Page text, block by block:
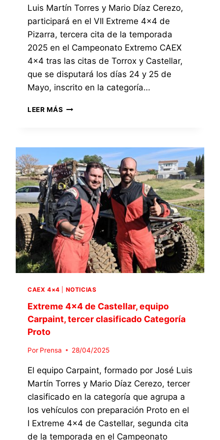
5
A
2
0
2
5
N
L
A
O
R
Í
A
P
R
O
T
O
I
P
O
A
R
P
I
T
C
E
R
C
L
A
S
I
F
I
C
D
C
A
G
R
Í
A
P
R
O
T
Luis Martín Torres y Mario Díaz Cerezo,
participará en el VII Extreme 4×4 de
Pizarra, tercera cita de la temporada
2025 en el Campeonato Extremo CAEX
4×4 tras las citas de Torrox y Castellar,
que se disputará los días 24 y 25 de
Mayo, inscrito en la categoría…
LEER MÁS E
E
M
E
4
×
4
D
E
P
I
Z
A
R
A
2
2
N
S
C
R
I
O
E
CAEX 4×4 NOTICIAS
Extreme 4×4 de Castellar, equipo
Carpaint, tercer clasificado Categoría
Proto
Por Prensa 28/04/2025
El equipo Carpaint, formado por José Luis
Martín Torres y Mario Díaz Cerezo, tercer
clasificado en la categoría que agrupa a
los vehículos con preparación Proto en el
I Extreme 4×4 de Castellar, segunda cita
de la temporada en el Campeonato